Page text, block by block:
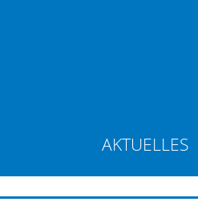
AKTUELLES